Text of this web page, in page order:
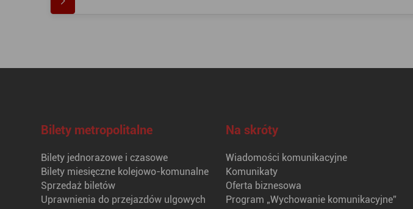
Bilety metropolitalne
Bilety jednorazowe i czasowe
Bilety miesięczne kolejowo-komunalne
Sprzedaż biletów
Uprawnienia do przejazdów ulgowych
Na skróty
Wiadomości komunikacyjne
Komunikaty
Oferta biznesowa
Program „Wychowanie komunikacyjne”